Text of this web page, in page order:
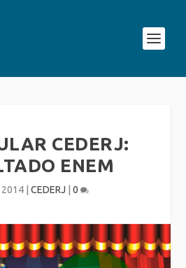
CEDERJ:
ENEM
CEDERJ 0